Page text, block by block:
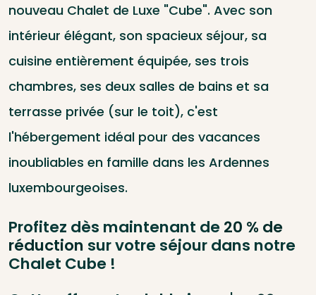
nouveau Chalet de Luxe "Cube". Avec son
intérieur élégant, son spacieux séjour, sa
cuisine entièrement équipée, ses trois
chambres, ses deux salles de bains et sa
terrasse privée (sur le toit), c'est
l'hébergement idéal pour des vacances
inoubliables en famille dans les Ardennes
luxembourgeoises.
Profitez dès maintenant de 20 % de
réduction sur votre séjour dans notre
Chalet Cube !